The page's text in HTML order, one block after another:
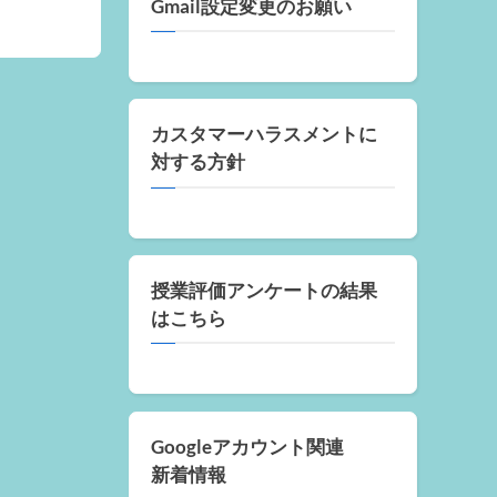
Gmail設定変更のお願い
カスタマーハラスメントに
対する方針
授業評価アンケートの結果
はこちら
Googleアカウント関連
新着情報